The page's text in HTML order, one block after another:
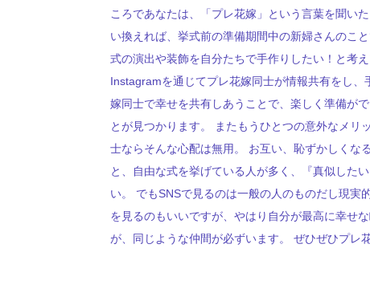
ころであなたは、「プレ花嫁」という言葉を聞い
い換えれば、挙式前の準備期間中の新婦さんのこ
式の演出や装飾を自分たちで手作りしたい！と考
Instagramを通じてプレ花嫁同士が情報共有をし
嫁同士で幸せを共有しあうことで、楽しく準備が
とが見つかります。 またもうひとつの意外なメリ
士ならそんな心配は無用。 お互い、恥ずかしくな
と、自由な式を挙げている人が多く、『真似した
い。 でもSNSで見るのは一般の人のものだし現
を見るのもいいですが、やはり自分が最高に幸せ
が、同じような仲間が必ずいます。 ぜひぜひプレ